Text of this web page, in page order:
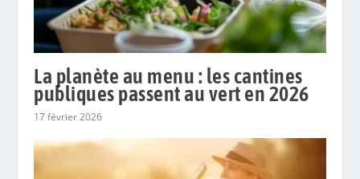
La planète au menu : les cantines
publiques passent au vert en 2026
17 février 2026